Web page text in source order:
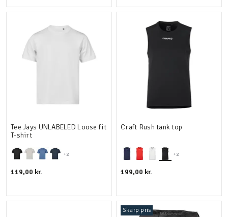
+2
Tee Jays UNLABELED Loose fit
T-shirt
119,00 kr.
+2
Craft Rush tank top
199,00 kr.
Skarp pris